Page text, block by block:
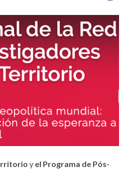
y el Programa de Pós-